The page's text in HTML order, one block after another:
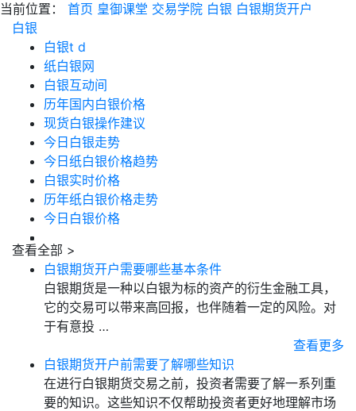
当前位置：
首页 皇御课堂 交易学院 白银 白银期货开户
白银
白银t d
纸白银网
白银互动间
历年国内白银价格
现货白银操作建议
今日白银走势
今日纸白银价格趋势
白银实时价格
历年纸白银价格走势
今日白银价格
查看全部 >
白银期货开户需要哪些基本条件
白银期货是一种以白银为标的资产的衍生金融工具，
它的交易可以带来高回报，也伴随着一定的风险。对
于有意投 …
查看更多
白银期货开户前需要了解哪些知识
在进行白银期货交易之前，投资者需要了解一系列重
要的知识。这些知识不仅帮助投资者更好地理解市场